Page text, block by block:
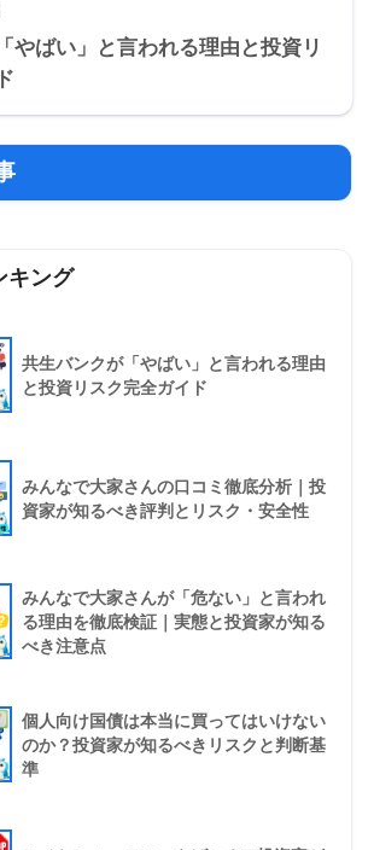
やばい」と言われる理由と投資リ
キング
共生バンクが「やばい」と言われる理由
と投資リスク完全ガイド
みんなで大家さんの口コミ徹底分析｜投
資家が知るべき評判とリスク・安全性
みんなで大家さんが「危ない」と言われ
る理由を徹底検証｜実態と投資家が知る
べき注意点
個人向け国債は本当に買ってはいけない
のか？投資家が知るべきリスクと判断基
準